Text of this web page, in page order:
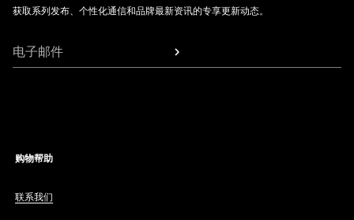
获取系列发布、个性化通信和品牌最新资讯的专享更新动态。
电子邮件
购物帮助
联系我们